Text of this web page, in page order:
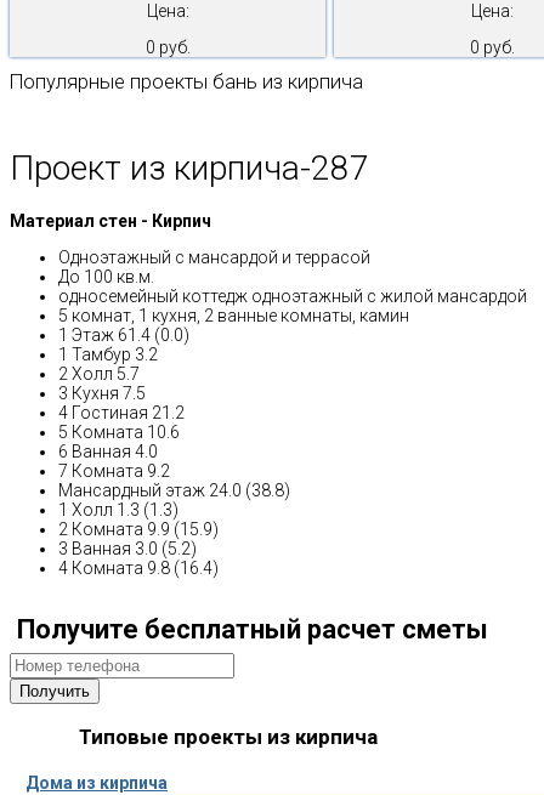
Цена:
0 руб.
Цена:
0 руб.
Популярные проекты бань из кирпича
Проект из кирпича-287
Материал стен - Кирпич
Одноэтажный с мансардой и террасой
До 100 кв.м.
односемейный коттедж одноэтажный с жилой мансардой
5 комнат, 1 кухня, 2 ванные комнаты, камин
1 Этаж 61.4 (0.0)
1 Тамбур 3.2
2 Холл 5.7
3 Кухня 7.5
4 Гостиная 21.2
5 Комната 10.6
6 Ванная 4.0
7 Комната 9.2
Мансардный этаж 24.0 (38.8)
1 Холл 1.3 (1.3)
2 Комната 9.9 (15.9)
3 Ванная 3.0 (5.2)
4 Комната 9.8 (16.4)
Получите бесплатный расчет сметы
Типовые проекты из кирпича
Дома из кирпича